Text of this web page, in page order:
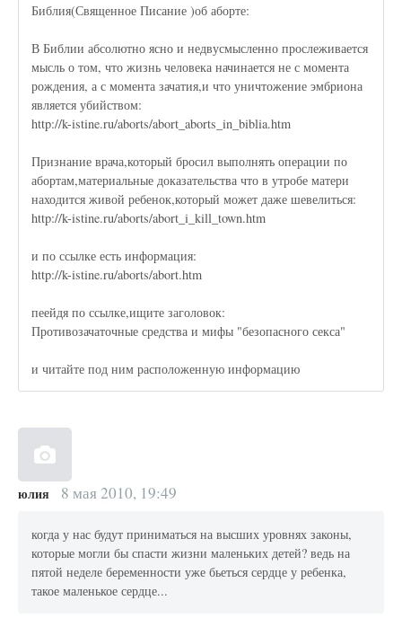
Библия(Священное Писание )об аборте:
В Библии абсолютно ясно и недвусмысленно прослеживается
мысль о том, что жизнь человека начинается не с момента
рождения, а с момента зачатия,и что уничтожение эмбриона
является убийством:
http://k-istine.ru/aborts/abort_aborts_in_biblia.htm
Признание врача,который бросил выполнять операции по
абортам,материальные доказательства что в утробе матери
находится живой ребенок,который может даже шевелиться:
http://k-istine.ru/aborts/abort_i_kill_town.htm
и по ссылке есть информация:
http://k-istine.ru/aborts/abort.htm
пеейдя по ссылке,ищите заголовок:
Противозачаточные средства и мифы "безопасного секса"
и читайте под ним расположенную информацию
юлия 8 мая 2010, 19:49
когда у нас будут приниматься на высших уровнях законы,
которые могли бы спасти жизни маленьких детей? ведь на
пятой неделе беременности уже бьеться сердце у ребенка,
такое маленькое сердце...